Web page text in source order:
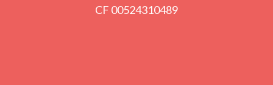
CF 00524310489